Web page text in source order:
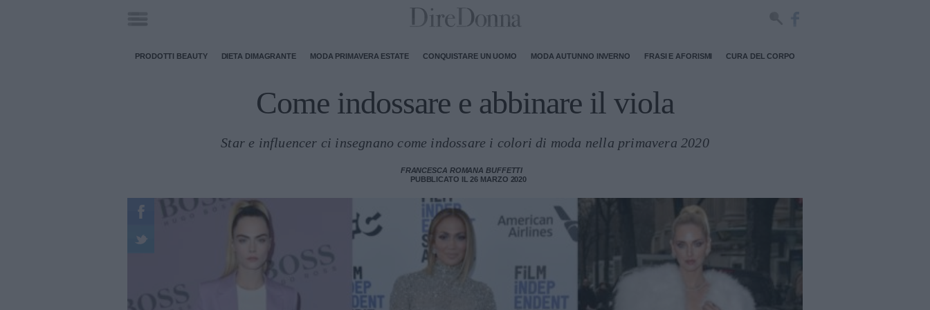
PRODOTTI BEAUTY DIETA DIMAGRANTE MODA PRIMAVERA ESTATE CONQUISTARE UN UOMO MODA AUTUNNO INVERNO FRASI E AFORISMI CURA DEL CORPO
Come indossare e abbinare il viola
Star e influencer ci insegnano come indossare i colori di moda nella primavera 2020
FRANCESCA ROMANA BUFFETTI
PUBBLICATO IL 26 MARZO 2020